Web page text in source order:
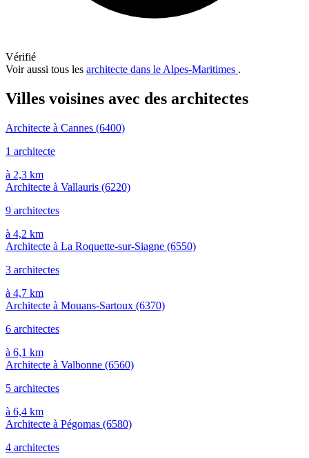
Vérifié
Voir aussi tous les architecte dans le Alpes-Maritimes .
Villes voisines avec des architectes
Architecte à Cannes (6400)
1 architecte
à 2,3 km
Architecte à Vallauris (6220)
9 architectes
à 4,2 km
Architecte à La Roquette-sur-Siagne (6550)
3 architectes
à 4,7 km
Architecte à Mouans-Sartoux (6370)
6 architectes
à 6,1 km
Architecte à Valbonne (6560)
5 architectes
à 6,4 km
Architecte à Pégomas (6580)
4 architectes